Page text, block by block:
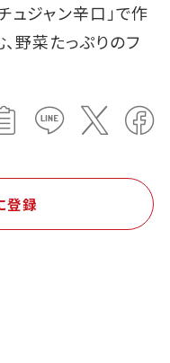
ュジャン辛口」で作
野菜たっぷりのフ
登録